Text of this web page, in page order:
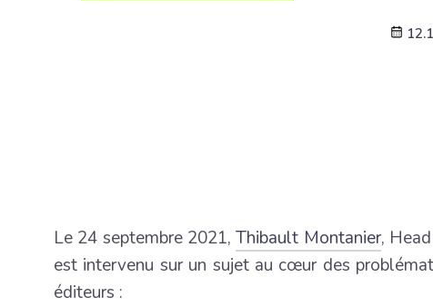
Le 24 septembre 2021,Thibault Montanier,
est intervenu sur un sujet au cœur des
éditeurs :